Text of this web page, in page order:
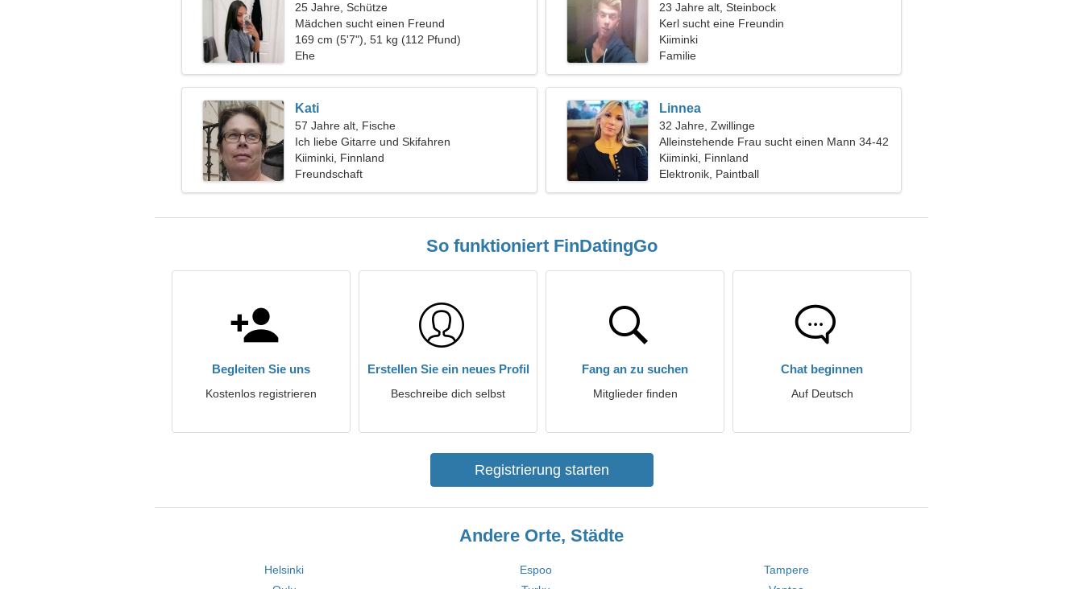
25 Jahre, Schütze
Mädchen sucht einen Freund
169 cm (5'7"), 51 kg (112 Pfund)
Ehe
23 Jahre alt, Steinbock
Kerl sucht eine Freundin
Kiiminki
Familie
Kati
57 Jahre alt, Fische
Ich liebe Gitarre und Skifahren
Kiiminki, Finnland
Freundschaft
Linnea
32 Jahre, Zwillinge
Alleinstehende Frau sucht einen Mann 34-42
Kiiminki, Finnland
Elektronik, Paintball
So funktioniert FinDatingGo
Begleiten Sie uns
Kostenlos registrieren
Erstellen Sie ein neues Profil
Beschreibe dich selbst
Fang an zu suchen
Mitglieder finden
Chat beginnen
Auf Deutsch
Registrierung starten
Andere Orte, Städte
Helsinki Espoo
Tampere